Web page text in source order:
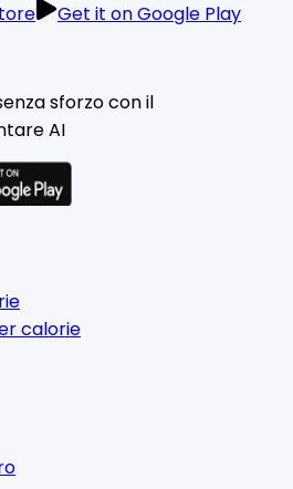
Get it on Google Play
sforzo con il
AI
calorie